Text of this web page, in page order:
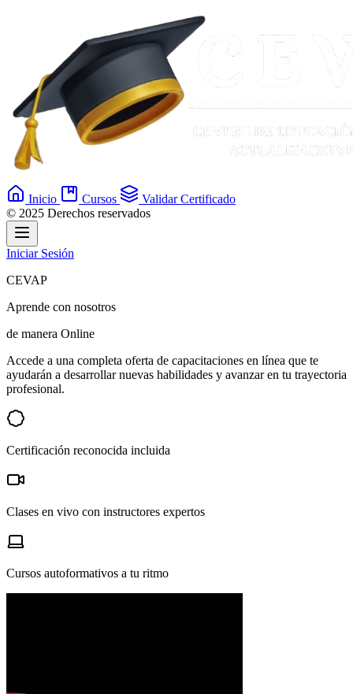
Inicio Cursos
Validar Certificado
© 2025 Derechos reservados
Iniciar Sesión
CEVAP
Aprende con nosotros
de manera Online
Accede a una completa oferta de capacitaciones en línea que te
ayudarán a desarrollar nuevas habilidades y avanzar en tu trayectoria
profesional.
Certificación reconocida incluida
Clases en vivo con instructores expertos
Cursos autoformativos a tu ritmo